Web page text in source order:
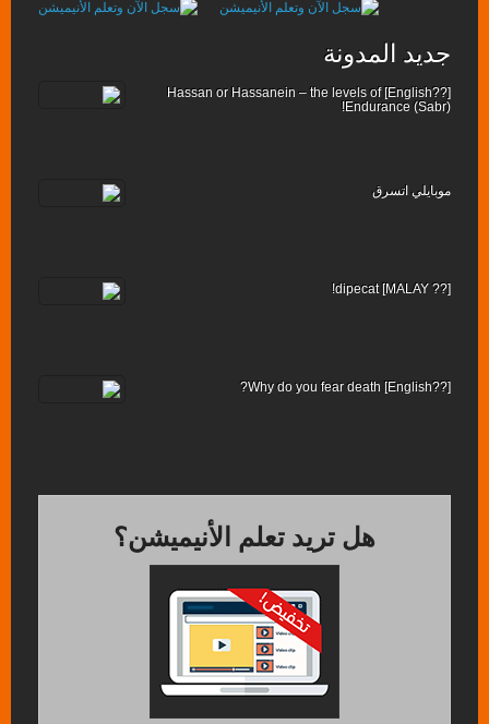
جديد المدونة
[??English] Hassan or Hassanein – the levels of
Endurance (Sabr)!
موبايلي اتسرق
[?? MALAY] dipecat!
[??English] Why do you fear death?